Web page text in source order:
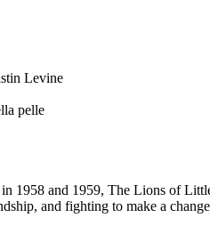
Levine
pelle
1958 and 1959, The Lions of
and fighting to make a